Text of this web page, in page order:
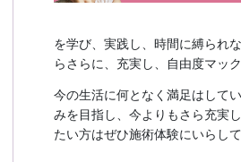
を学び、実践し、時間に縛られ
らさらに、充実し、自由度マッ
今の生活に何となく満足はして
みを目指し、今よりもさら充実
たい方はぜひ施術体験にいらし